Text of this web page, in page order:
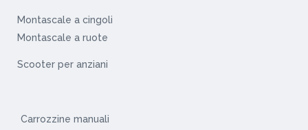
Montascale a cingoli
Montascale a ruote
Scooter per anziani
Carrozzine manuali